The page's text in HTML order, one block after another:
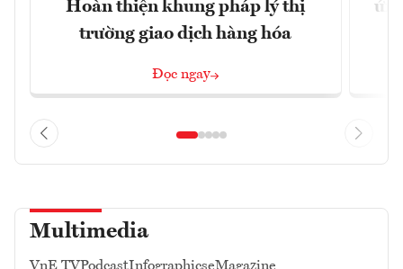
Hoàn thiện khung pháp lý thị
trường giao dịch hàng hóa
Đọc ngay
Multimedia
VnE TVPodcastInfographicseMagazine